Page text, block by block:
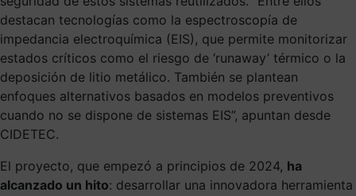
destacan tecnologías como la espectroscopía de
impedancia electroquímica (EIS), que permite monitorizar
estados críticos como el riesgo de ‘runaway’ térmico o la
deposición de litio metálico. También se plantean
enfoques alternativos basados en modelos preventivos
cuando no se dispone de sistemas EIS”, apuntan desde
CIDETEC.
El proyecto, que empezó a principios de 2024, ha
alcanzado un hito: desarrollar una innovadora herramienta